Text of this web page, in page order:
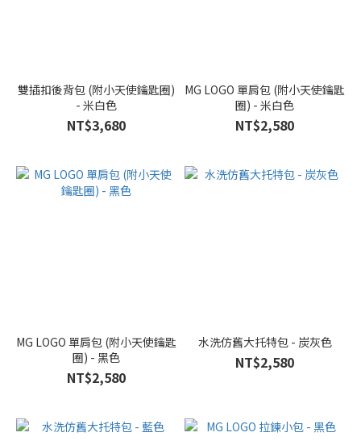
雙插扣後背包 (附小天使鑰匙圈)
- 米白色
NT$3,680
MG LOGO 單肩包 (附小天使鑰匙
圈) - 米白色
NT$2,580
MG LOGO 單肩包 (附小天使鑰匙
圈) - 黑色
NT$2,580
水洗仿舊大托特包 - 炭灰色
NT$2,580